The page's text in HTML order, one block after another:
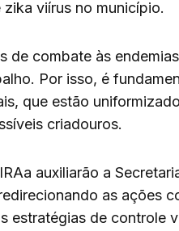
viírus no município.
de combate às
Por isso, é
que estão
criadouros.
auxiliarão a
as ações
estratégias de controle